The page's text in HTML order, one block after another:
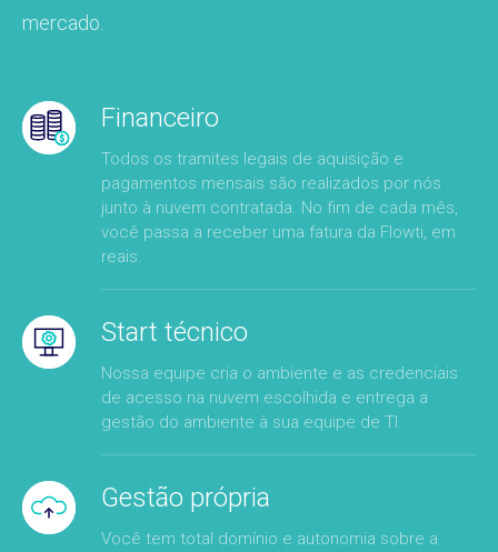
mercado.
Financeiro
Todos os tramites legais de aquisição e
pagamentos mensais são realizados por nós
junto à nuvem contratada. No fim de cada mês,
você passa a receber uma fatura da Flowti, em
reais.
Start técnico
Nossa equipe cria o ambiente e as credenciais
de acesso na nuvem escolhida e entrega a
gestão do ambiente à sua equipe de TI.
Gestão própria
Você tem total domínio e autonomia sobre a